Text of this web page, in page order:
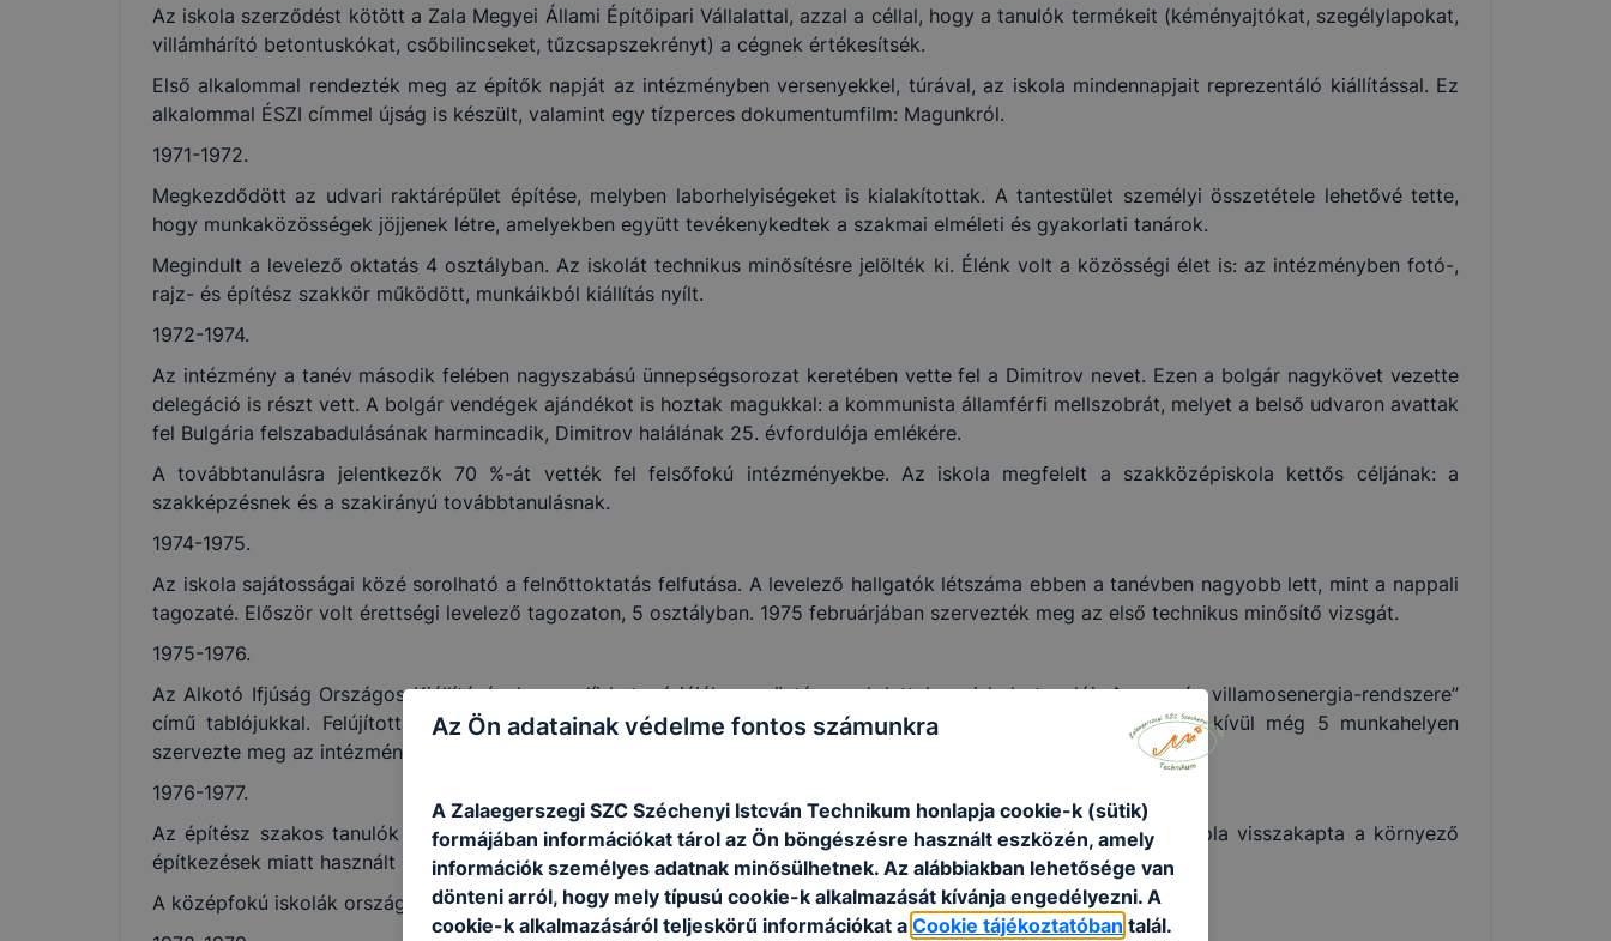
Az iskola szerződést kötött a Zala Megyei Állami Építőipari Vállalattal, azzal a céllal, hogy a tanulók termékeit (kéményajtókat, szegélylapokat,
villámhárító betontuskókat, csőbilincseket, tűzcsapszekrényt) a cégnek értékesítsék.
Első alkalommal rendezték meg az építők napját az intézményben versenyekkel, túrával, az iskola mindennapjait reprezentáló kiállítással. Ez
alkalommal ÉSZI címmel újság is készült, valamint egy tízperces dokumentumfilm: Magunkról.
1971-1972.
Megkezdődött az udvari raktárépület építése, melyben laborhelyiségeket is kialakítottak. A tantestület személyi összetétele lehetővé tette,
hogy munkaközösségek jöjjenek létre, amelyekben együtt tevékenykedtek a szakmai elméleti és gyakorlati tanárok.
Megindult a levelező oktatás 4 osztályban. Az iskolát technikus minősítésre jelölték ki. Élénk volt a közösségi élet is: az intézményben fotó-,
rajz- és építész szakkör működött, munkáikból kiállítás nyílt.
1972-1974.
Az intézmény a tanév második felében nagyszabású ünnepségsorozat keretében vette fel a Dimitrov nevet. Ezen a bolgár nagykövet vezette
delegáció is részt vett. A bolgár vendégek ajándékot is hoztak magukkal: a kommunista államférfi mellszobrát, melyet a belső udvaron avattak
fel Bulgária felszabadulásának harmincadik, Dimitrov halálának 25. évfordulója emlékére.
A továbbtanulásra jelentkezők 70 %-át vették fel felsőfokú intézményekbe. Az iskola megfelelt a szakközépiskola kettős céljának: a
szakképzésnek és a szakirányú továbbtanulásnak.
1974-1975.
Az iskola sajátosságai közé sorolható a felnőttoktatás felfutása. A levelező hallgatók létszáma ebben a tanévben nagyobb lett, mint a nappali
tagozaté. Először volt érettségi levelező tagozaton, 5 osztályban. 1975 februárjában szervezték meg az első technikus minősítő vizsgát.
1975-1976.
Az Alkotó Ifjúság Országos Kiállításának nagydíj kategóriájában ezüstérmesek lettek az iskola tanulói „Az ország villamosenergia-rendszere”
című tablójukkal. Felújították a tornaterem padlóját, a sportpályát. A termelési gyakorlatokat Zalaegerszegen kívül még 5 munkahelyen
szervezte meg az intézmény.
1976-1977.
Az építész szakos tanulók gyakorlati foglalkozásaikon az új landorhegyi iskola építésében segédkeztek. Az iskola visszakapta a környező
építkezések miatt használt udvarrészt, nyolcvan fát ültettek el a területen.
A középfokú iskolák országos bajnokságában a Z. Dimitrov röplabdacsapata 3. lett.
Az Ön adatainak védelme fontos számunkra
A Zalaegerszegi SZC Széchenyi Istcván Technikum honlapja cookie-k (sütik)
formájában információkat tárol az Ön böngészésre használt eszközén, amely
információk személyes adatnak minősülhetnek. Az alábbiakban lehetősége van
dönteni arról, hogy mely típusú cookie-k alkalmazását kívánja engedélyezni. A
cookie-k alkalmazásáról teljeskörű információkat a Cookie tájékoztatóban talál.